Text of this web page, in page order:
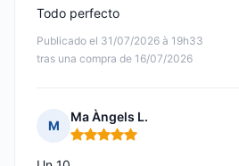
Publicado el 31/07/2026 à 19h33
tras una compra de 16/07/2026
Todo perfecto
M
Ma Àngels L.
Nota: 5 de 5